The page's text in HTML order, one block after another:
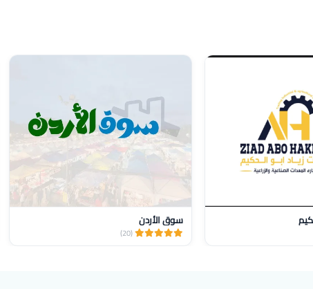
سوق الأردن
(20)